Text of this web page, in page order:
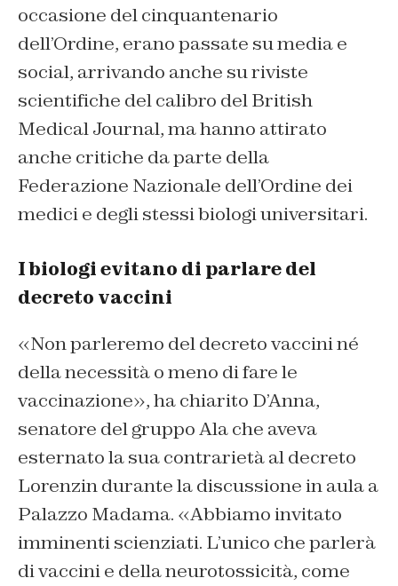
occasione del cinquantenario
dell’Ordine, erano passate su media e
social, arrivando anche su riviste
scientifiche del calibro del British
Medical Journal, ma hanno attirato
anche critiche da parte della
Federazione Nazionale dell’Ordine dei
medici e degli stessi biologi universitari.
I biologi evitano di parlare del
decreto vaccini
«Non parleremo del decreto vaccini né
della necessità o meno di fare le
vaccinazione», ha chiarito D’Anna,
senatore del gruppo Ala che aveva
esternato la sua contrarietà al decreto
Lorenzin durante la discussione in aula a
Palazzo Madama. «Abbiamo invitato
imminenti scienziati. L’unico che parlerà
di vaccini e della neurotossicità, come